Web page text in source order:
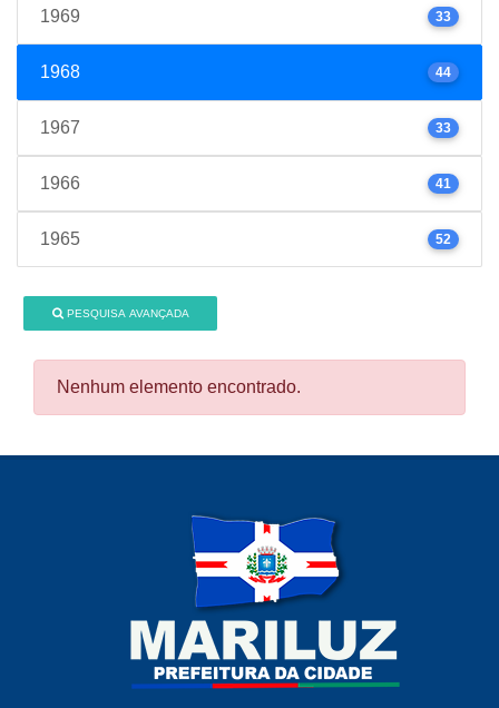
1969 33
1968 44
1967 33
1966 41
1965 52
PESQUISA AVANÇADA
Nenhum elemento encontrado.